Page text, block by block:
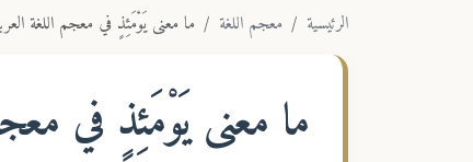
الرئيسية معجم اللغة ما معنى يَوْمَئِذٍ في معجم اللغة
ما معنىيَوْمَئِذٍ في